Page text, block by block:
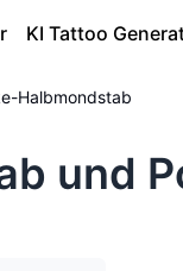
KI Tattoo
Halbmondstab
und